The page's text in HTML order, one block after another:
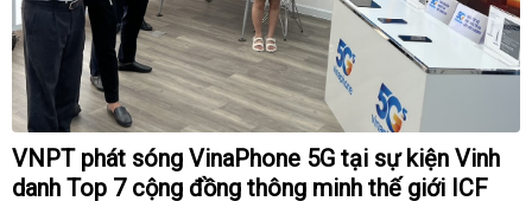
VNPT phát sóng VinaPhone 5G tại sự kiện Vinh
danh Top 7 cộng đồng thông minh thế giới ICF